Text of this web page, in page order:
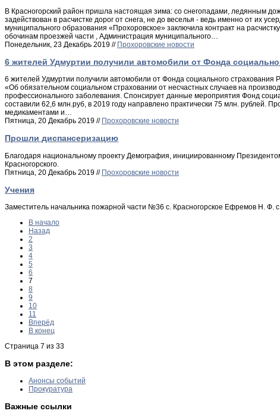
В Красногорский район пришла настоящая зима: со снегопадами, ледянным
задействован в расчистке дорог от снега, не до веселья - ведь именно от их
муниципального образования «Прохоровское» заключила контракт на
обочинам проезжей части , Администрация муниципального…
Понедельник, 23 Декабрь 2019 // Прохоровские новости
6 жителей Удмуртии получили автомобили от Фонда
6 жителей Удмуртии получили автомобили от Фонда социального
«Об обязательном социальном страховании от несчастных случаев на
профессионального заболевания. Спонсирует данные мероприятия Фонд
составили 62,6 млн.руб, в 2019 году направлено практически 75 млн. рублей.
медикаментами и…
Пятница, 20 Декабрь 2019 // Прохоровские новости
Прошли диспансеризацию
Благодаря национальному проекту Демография, инициированному
Красногорского.
Пятница, 20 Декабрь 2019 // Прохоровские новости
Учения
Заместитель начальника пожарной части №36 с. Красногорское Ефремов Н. Ф.
В начало
Назад
2
3
4
5
6
7
8
9
10
11
Вперёд
В конец
Страница 7 из 33
В этом разделе:
Анонсы событий
Прокуратура
Важные ссылки